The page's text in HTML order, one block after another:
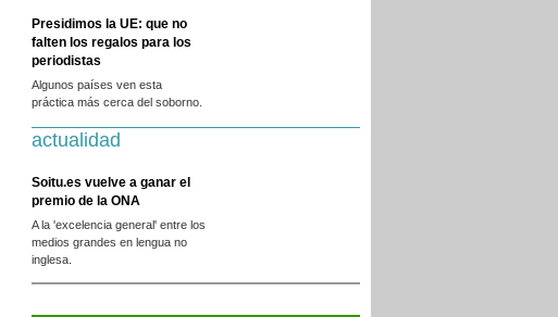
Presidimos la UE: que no
falten los regalos para los
periodistas
Algunos países ven esta
práctica más cerca del soborno.
actualidad
Soitu.es vuelve a ganar el
premio de la ONA
A la 'excelencia general' entre los
medios grandes en lengua no
inglesa.